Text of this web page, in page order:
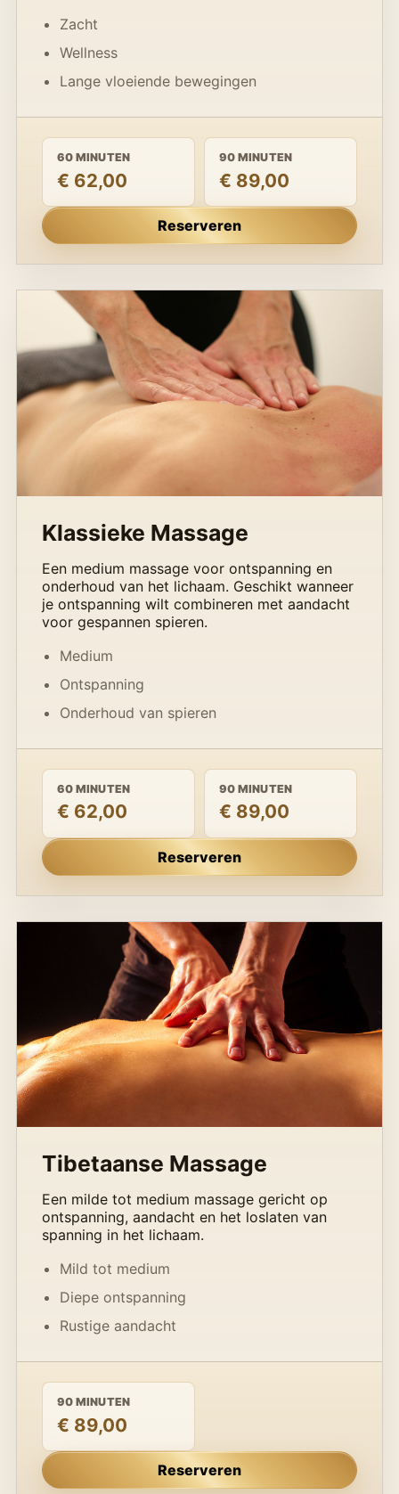
Zacht
Wellness
Lange vloeiende bewegingen
60 MINUTEN
€ 62,00
90 MINUTEN
€ 89,00
Reserveren
Klassieke Massage
Een medium massage voor ontspanning en
onderhoud van het lichaam. Geschikt wanneer
je ontspanning wilt combineren met aandacht
voor gespannen spieren.
Medium
Ontspanning
Onderhoud van spieren
60 MINUTEN
€ 62,00
90 MINUTEN
€ 89,00
Reserveren
Tibetaanse Massage
Een milde tot medium massage gericht op
ontspanning, aandacht en het loslaten van
spanning in het lichaam.
Mild tot medium
Diepe ontspanning
Rustige aandacht
90 MINUTEN
€ 89,00
Reserveren